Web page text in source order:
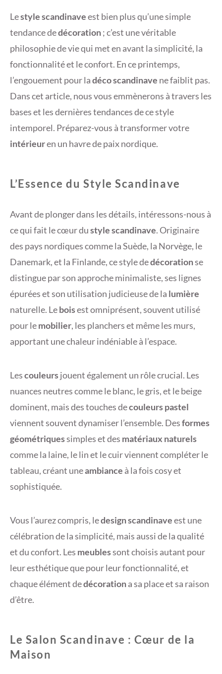
Lestyle scandinaveest bien plus qu’une simple
tendance dedécoration; c’est une véritable
philosophie de vie qui met en avant la simplicité, la
fonctionnalité et le confort. En ce printemps,
l’engouement pour ladéco scandinave ne faiblit pas.
Dans cet article, nous vous emmènerons à travers les
bases et les dernières tendances de ce style
intemporel. Préparez-vous à transformer votre
intérieuren un havre de paix nordique.
L’Essence du Style Scandinave
Avant de plonger dans les détails, intéressons-nous à
ce qui fait le cœur dustyle scandinave. Originaire
des pays nordiques comme la Suède, la Norvège, le
Danemark, et la Finlande, ce style dedécorationse
distingue par son approche minimaliste, ses lignes
épurées et son utilisation judicieuse de la lumière
naturelle. Leboisest omniprésent, souvent utilisé
pour lemobilier, les planchers et même les murs,
apportant une chaleur indéniable à l’espace.
Lescouleursjouent également un rôle crucial. Les
nuances neutres comme le blanc, le gris, et le beige
dominent, mais des touches decouleurs pastel
viennent souvent dynamiser l’ensemble. Desformes
géométriquessimples et des matériaux naturels
comme la laine, le lin et le cuir viennent compléter le
tableau, créant uneambiance à la fois cosy et
sophistiquée.
Vous l’aurez compris, ledesign scandinaveest une
célébration de la simplicité, mais aussi de la qualité
et du confort. Les meublessont choisis autant pour
leur esthétique que pour leur fonctionnalité, et
chaque élément dedécorationa sa place et sa raison
d’être.
Le Salon Scandinave : Cœur de la
Maison